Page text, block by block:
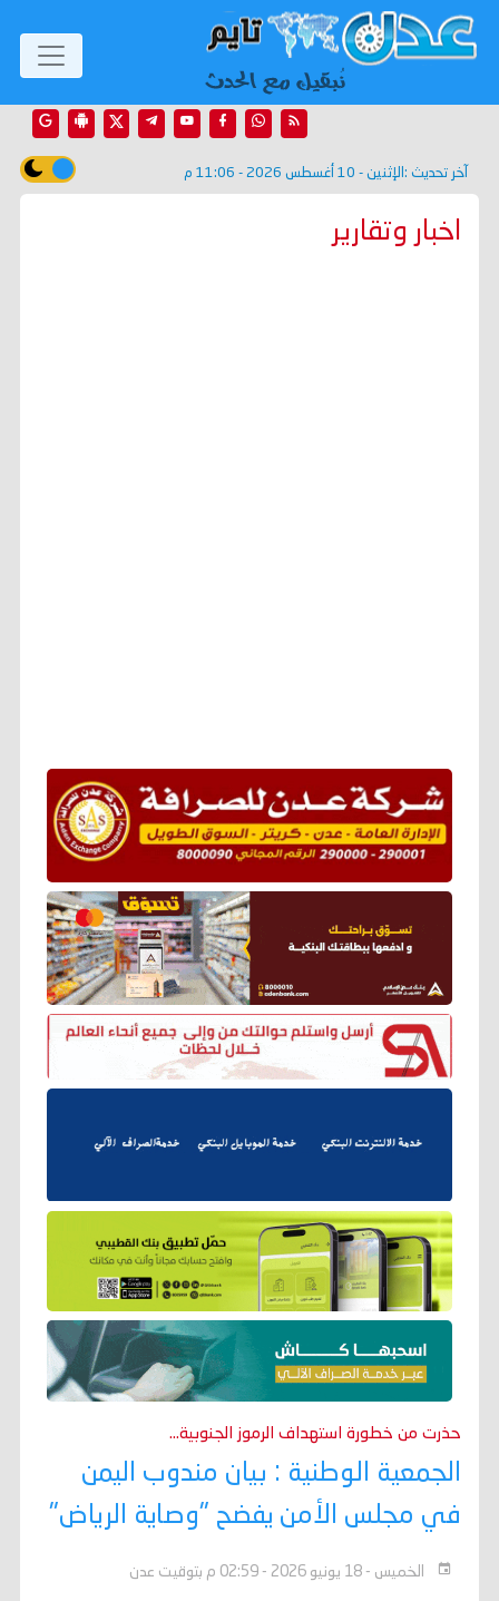
آخر تحديث : الإثنين - 10 أغسطس 2026 - 11:06 م
اخبار وتقارير
حذرت من خطورة استهداف الرموز الجنوبية...
الجمعية الوطنية : بيان مندوب اليمن
في مجلس الأمن يفضح "وصاية الرياض"
الخميس - 18 يونيو 2026 - 02:59 م بتوقيت عدن